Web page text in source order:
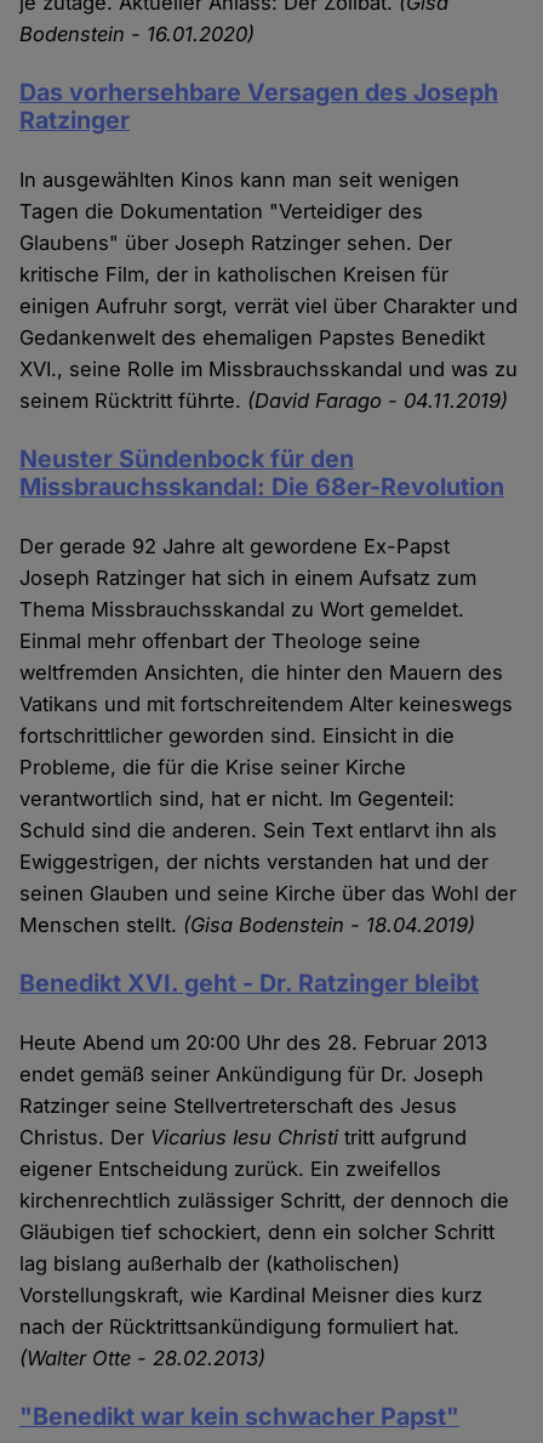
Bodenstein - 16.01.2020)
Das vorhersehbare Versagen des Joseph
Ratzinger
In ausgewählten Kinos kann man seit wenigen
Tagen die Dokumentation "Verteidiger des
Glaubens" über Joseph Ratzinger sehen. Der
kritische Film, der in katholischen Kreisen für
einigen Aufruhr sorgt, verrät viel über Charakter und
Gedankenwelt des ehemaligen Papstes Benedikt
XVI., seine Rolle im Missbrauchsskandal und was zu
seinem Rücktritt führte. (David Farago - 04.11.2019)
Neuster Sündenbock für den
Missbrauchsskandal: Die 68er-Revolution
Der gerade 92 Jahre alt gewordene Ex-Papst
Joseph Ratzinger hat sich in einem Aufsatz zum
Thema Missbrauchsskandal zu Wort gemeldet.
Einmal mehr offenbart der Theologe seine
weltfremden Ansichten, die hinter den Mauern des
Vatikans und mit fortschreitendem Alter keineswegs
fortschrittlicher geworden sind. Einsicht in die
Probleme, die für die Krise seiner Kirche
verantwortlich sind, hat er nicht. Im Gegenteil:
Schuld sind die anderen. Sein Text entlarvt ihn als
Ewiggestrigen, der nichts verstanden hat und der
seinen Glauben und seine Kirche über das Wohl der
Menschen stellt. (Gisa Bodenstein - 18.04.2019)
Benedikt XVI. geht - Dr. Ratzinger bleibt
Heute Abend um 20:00 Uhr des 28. Februar 2013
endet gemäß seiner Ankündigung für Dr. Joseph
Ratzinger seine Stellvertreterschaft des Jesus
Christus. Der Vicarius Iesu Christi tritt aufgrund
eigener Entscheidung zurück. Ein zweifellos
kirchenrechtlich zulässiger Schritt, der dennoch die
Gläubigen tief schockiert, denn ein solcher Schritt
lag bislang außerhalb der (katholischen)
Vorstellungskraft, wie Kardinal Meisner dies kurz
nach der Rücktrittsankündigung formuliert hat.
(Walter Otte - 28.02.2013)
"Benedikt war kein schwacher Papst"